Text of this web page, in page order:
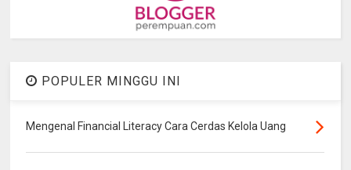
POPULER MINGGU INI
Mengenal Financial Literacy Cara Cerdas Kelola Uang